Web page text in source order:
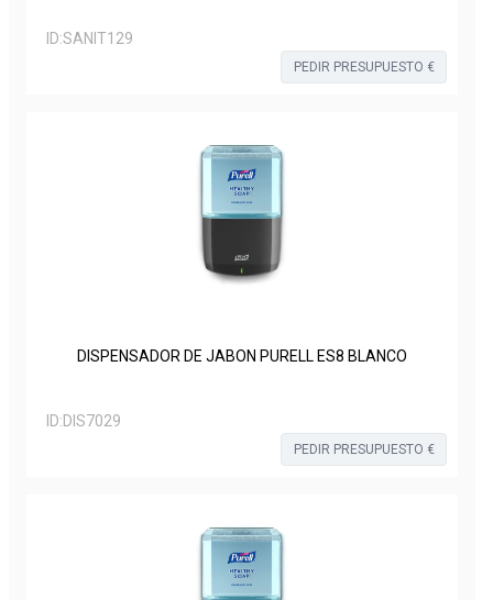
ID:SANIT129
PEDIR PRESUPUESTO €
DISPENSADOR DE JABON PURELL ES8 BLANCO
ID:DIS7029
PEDIR PRESUPUESTO €